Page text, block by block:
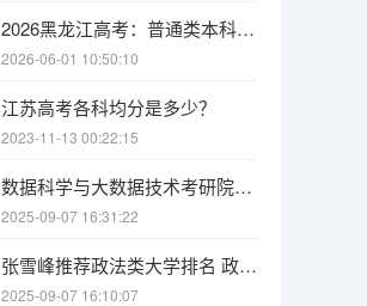
2026黑龙江高考：普通类本科批设置40个平行志愿
2026-06-01 10:50:10
江苏高考各科均分是多少？
2023-11-13 00:22:15
数据科学与大数据技术考研院校排名（研究生专业排名）
2025-09-07 16:31:22
张雪峰推荐政法类大学排名 政法大学全国排名前十
2025-09-07 16:10:07